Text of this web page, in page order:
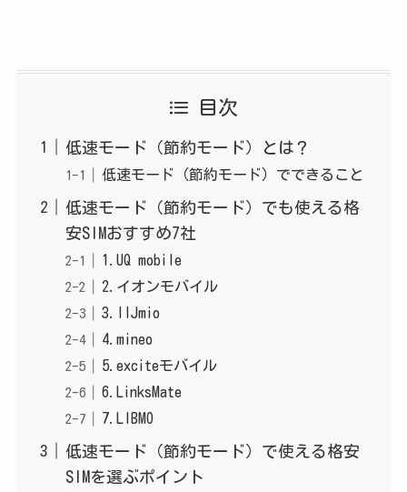
目次
低速モード（節約モード）とは？
低速モード（節約モード）でできること
低速モード（節約モード）でも使える格
安SIMおすすめ7社
1.UQ mobile
2.イオンモバイル
3.IIJmio
4.mineo
5.exciteモバイル
6.LinksMate
7.LIBMO
低速モード（節約モード）で使える格安
SIMを選ぶポイント